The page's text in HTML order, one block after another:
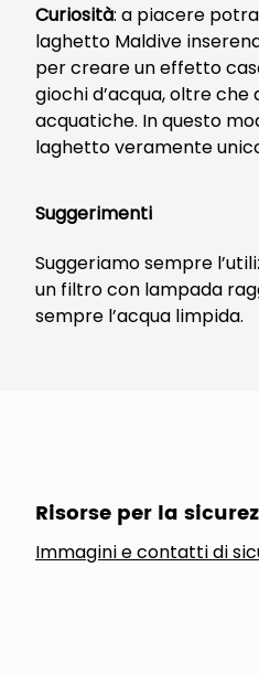
Curiosità: a piacere
laghetto Maldive
per creare un effetto
giochi d’acqua, oltre
acquatiche. In questo
laghetto veramente
Suggerimenti
Suggeriamo sempre
un filtro con lampada
sempre l’acqua limpida.
Risorse per la
Immagini e contatti di